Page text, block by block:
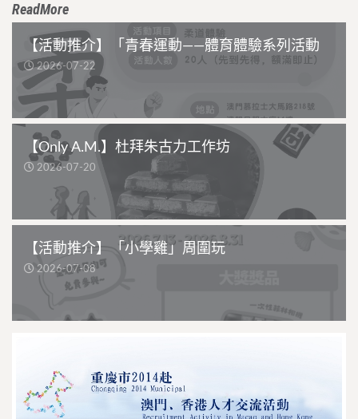
ReadMore
【活動推介】「青春運動——體育體驗系列活動
2026-07-22
【Only A.M.】杜拜朱古力工作坊
2026-07-20
【活動推介】「小學雞」周圍玩
2026-07-08